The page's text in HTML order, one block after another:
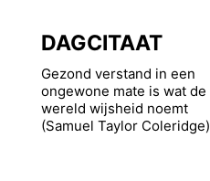
DAGCITAAT
Gezond verstand in een
ongewone mate is wat de
wereld wijsheid noemt
(Samuel Taylor Coleridge)